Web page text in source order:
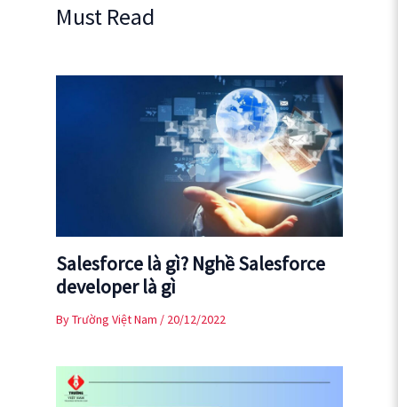
Must Read
Salesforce là gì? Nghề Salesforce
developer là gì
ByTrường Việt Nam / 20/12/2022